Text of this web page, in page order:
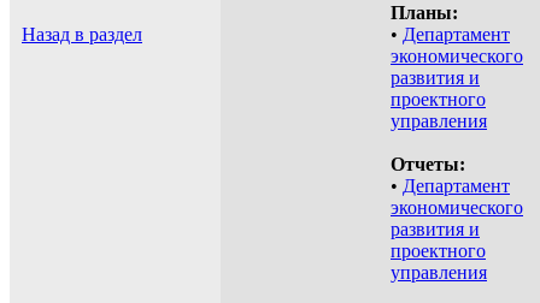
Назад в раздел
Планы:
• Департамент
экономического
развития и
проектного
управления
Отчеты:
• Департамент
экономического
развития и
проектного
управления